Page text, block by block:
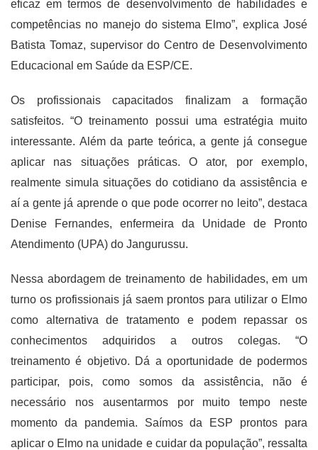
eficaz em termos de desenvolvimento de habilidades e
competências no manejo do sistema Elmo”, explica José
Batista Tomaz, supervisor do Centro de Desenvolvimento
Educacional em Saúde da ESP/CE.
Os profissionais capacitados finalizam a formação
satisfeitos. “O treinamento possui uma estratégia muito
interessante. Além da parte teórica, a gente já consegue
aplicar nas situações práticas. O ator, por exemplo,
realmente simula situações do cotidiano da assistência e
aí a gente já aprende o que pode ocorrer no leito”, destaca
Denise Fernandes, enfermeira da Unidade de Pronto
Atendimento (UPA) do Jangurussu.
Nessa abordagem de treinamento de habilidades, em um
turno os profissionais já saem prontos para utilizar o Elmo
como alternativa de tratamento e podem repassar os
conhecimentos adquiridos a outros colegas. “O
treinamento é objetivo. Dá a oportunidade de podermos
participar, pois, como somos da assistência, não é
necessário nos ausentarmos por muito tempo neste
momento da pandemia. Saímos da ESP prontos para
aplicar o Elmo na unidade e cuidar da população”, ressalta